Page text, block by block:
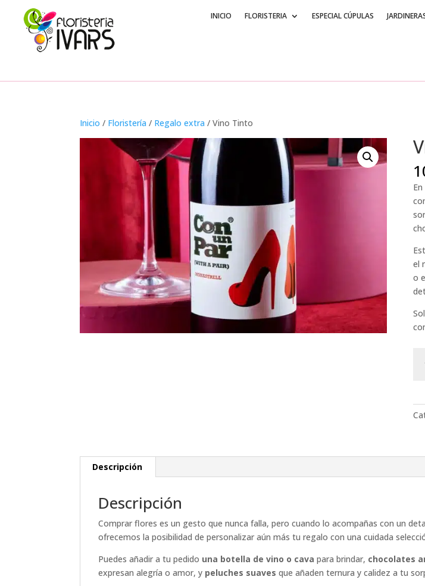
INICIO FLORISTERIA ESPECIAL CÚPULAS
Inicio / Floristería / Regalo extra / Vino Tinto
el
o
Descripción
Descripción
Comprar flores es un gesto que nunca falla, pero cuando lo acompañas con un
ofrecemos la posibilidad de personalizar aún más tu regalo con una cuidada
Puedes añadir a tu pedido una botella de vino o cava para brindar, chocolates
expresan alegría o amor, y peluches suaves que añaden ternura y calidez a tu